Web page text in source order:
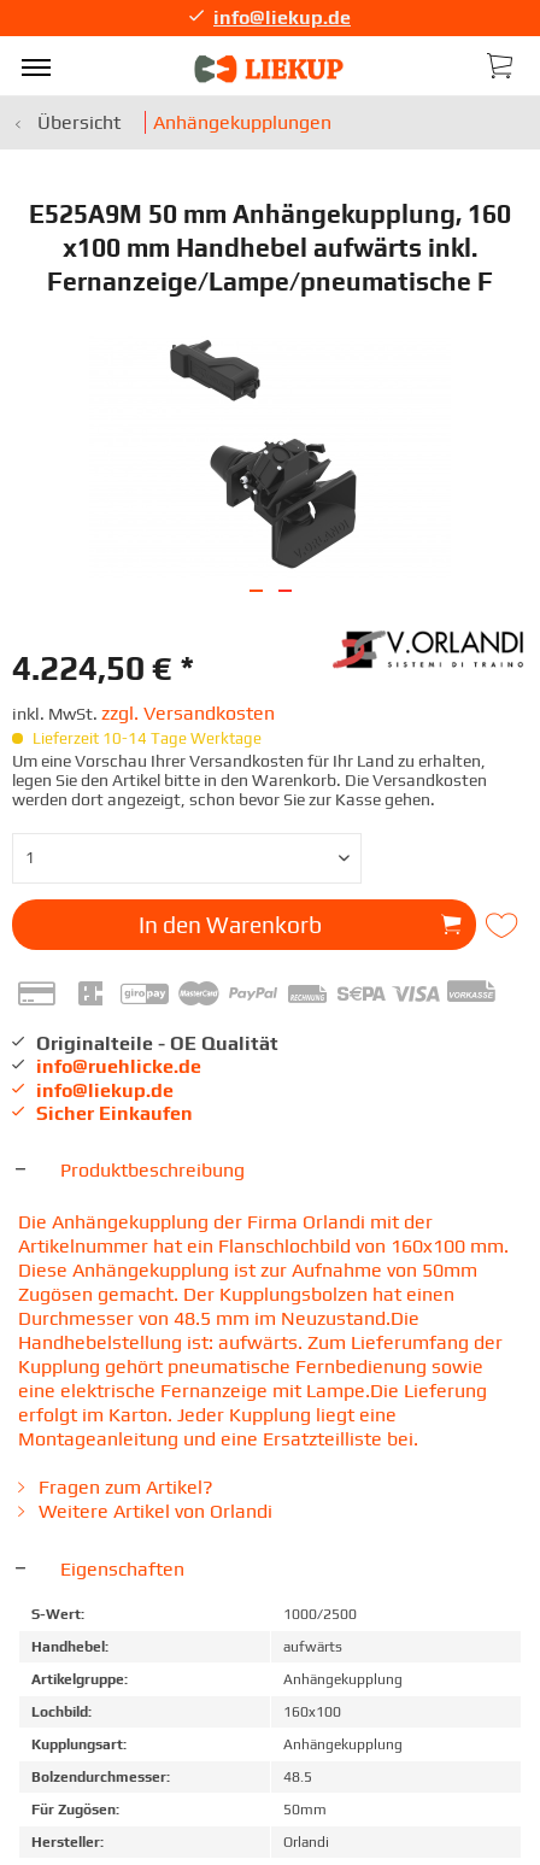
info@liekup.de
Übersicht Anhängekupplungen
E525A9M 50 mm Anhängekupplung, 160
x100 mm Handhebel aufwärts inkl.
Fernanzeige/Lampe/pneumatische F
4.224,50 € *
inkl. MwSt. zzgl. Versandkosten
Lieferzeit 10-14 Tage Werktage
Um eine Vorschau Ihrer Versandkosten für Ihr Land zu erhalten,
legen Sie den Artikel bitte in den Warenkorb. Die Versandkosten
werden dort angezeigt, schon bevor Sie zur Kasse gehen.
In den Warenkorb
Originalteile - OE Qualität
info@ruehlicke.de
info@liekup.de
Sicher Einkaufen
Produktbeschreibung
Die Anhängekupplung der Firma Orlandi mit der
Artikelnummer hat ein Flanschlochbild von 160x100 mm.
Diese Anhängekupplung ist zur Aufnahme von 50mm
Zugösen gemacht. Der Kupplungsbolzen hat einen
Durchmesser von 48.5 mm im Neuzustand.Die
Handhebelstellung ist: aufwärts. Zum Lieferumfang der
Kupplung gehört pneumatische Fernbedienung sowie
eine elektrische Fernanzeige mit Lampe.Die Lieferung
erfolgt im Karton. Jeder Kupplung liegt eine
Montageanleitung und eine Ersatzteilliste bei.
Fragen zum Artikel?
Weitere Artikel von Orlandi
Eigenschaften
S-Wert:
1000/2500
Handhebel:
aufwärts
Artikelgruppe:
Anhängekupplung
Lochbild:
160x100
Kupplungsart:
Anhängekupplung
Bolzendurchmesser:
48.5
Für Zugösen:
50mm
Hersteller:
Orlandi